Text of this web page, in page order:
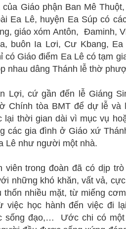
Giáo phận Ban Mê
Ea Lê, huyện Ea Súp có
giáo xóm Antôn, Đaminh,
buôn Ia Lơi, Cư Kbang, Ea
Giáo điểm Ea Lê có tạm
nhau dâng Thánh lễ thờ
Lợi, cứ gần đến lễ Giáng
Chính tòa BMT để dự lễ và
thời gian dài vì mục vụ
các gia đình ở Giáo xứ
Lê như người một nhà.
trong đoàn đã có dịp trò
những khó khăn, vất vả,
nhiều mặt, từ miếng
việc học hành đến việc đi
sống đạo,… Ước chi có một